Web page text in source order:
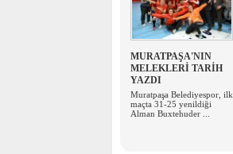
MURATPAŞA'NIN
MELEKLERİ TARİH
YAZDI
​Muratpaşa Belediyespor, ilk
maçta 31-25 yenildiği
Alman Buxtehuder ...